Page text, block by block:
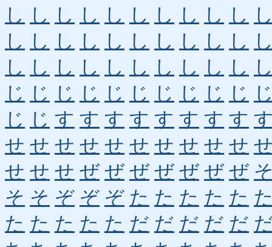
し し し し し し し し し し
し し し し し し し し し し
し し し し し し し し し し
じ じ じ じ じ じ じ じ じ じ
じ じ す す す す す す す す
せ せ せ せ せ せ せ せ せ せ
せ せ せ ぜ ぜ ぜ ぜ ぜ ぜ ぜ
そ そ ぞ ぞ ぞ た た た た た
た た た た た だ だ だ だ だ